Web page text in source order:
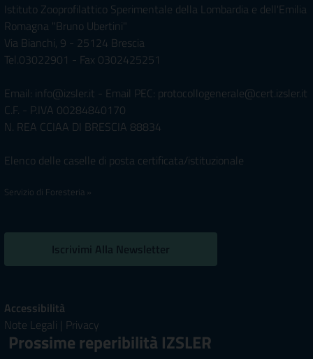
Istituto Zooprofilattico Sperimentale della Lombardia e dell'Emilia
Romagna "Bruno Ubertini"
Via Bianchi, 9 - 25124 Brescia
Tel.03022901 - Fax 0302425251
Email: info@izsler.it - Email PEC: protocollogenerale@cert.izsler.it
C.F. - P.IVA 00284840170
N. REA CCIAA DI BRESCIA 88834
Elenco delle caselle di posta certificata/istituzionale
Servizio di Foresteria »
Iscrivimi Alla Newsletter
Accessibilità
Note Legali | Privacy
Prossime reperibilità IZSLER